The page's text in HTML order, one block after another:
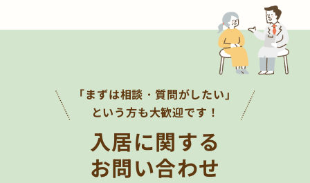
「まずは相談・質問がしたい」
という方も大歓迎です！
入居に関する
お問い合わせ